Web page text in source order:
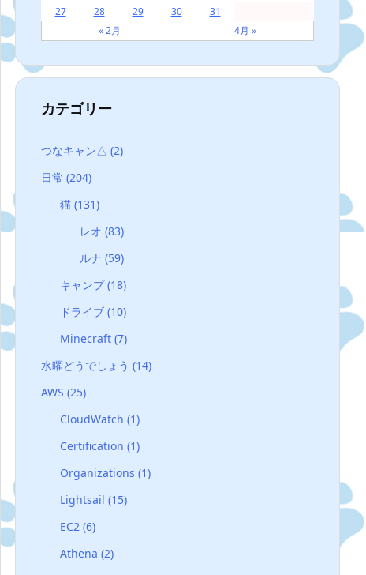
27
28 29 30
31
« 2月
4月 »
カテゴリー
つなキャン△ (2)
日常 (204)
猫(131)
レオ (83)
ルナ (59)
キャンプ(18)
ドライブ(10)
Minecraft(7)
水曜どうでしょう (14)
AWS (25)
CloudWatch(1)
Certification(1)
Organizations(1)
Lightsail(15)
EC2(6)
Athena(2)